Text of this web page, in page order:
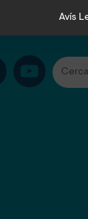
Avís